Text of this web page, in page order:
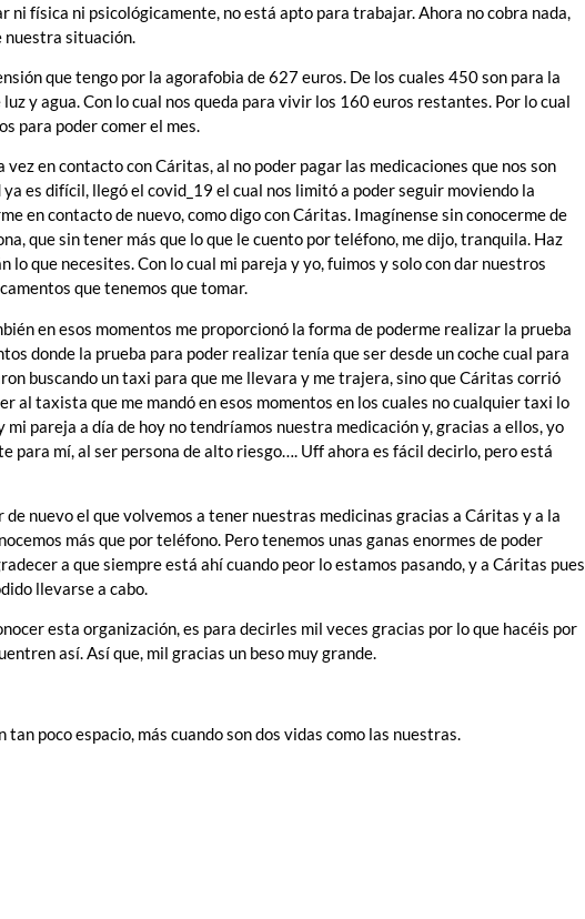
ni física ni psicológicamente, no está apto para trabajar. Ahora no cobra nada,
nuestra situación.
que tengo por la agorafobia de 627 euros. De los cuales 450 son para la
y agua. Con lo cual nos queda para vivir los 160 euros restantes. Por lo cual
para poder comer el mes.
en contacto con Cáritas, al no poder pagar las medicaciones que nos son
es difícil, llegó el covid_19 el cual nos limitó a poder seguir moviendo la
en contacto de nuevo, como digo con Cáritas. Imagínense sin conocerme de
que sin tener más que lo que le cuento por teléfono, me dijo, tranquila. Haz
que necesites. Con lo cual mi pareja y yo, fuimos y solo con dar nuestros
que tenemos que tomar.
en esos momentos me proporcionó la forma de poderme realizar la prueba
donde la prueba para poder realizar tenía que ser desde un coche cual para
buscando un taxi para que me llevara y me trajera, sino que Cáritas corrió
al taxista que me mandó en esos momentos en los cuales no cualquier taxi lo
pareja a día de hoy no tendríamos nuestra medicación y, gracias a ellos, yo
para mí, al ser persona de alto riesgo…. Uff ahora es fácil decirlo, pero está
nuevo el que volvemos a tener nuestras medicinas gracias a Cáritas y a la
más que por teléfono. Pero tenemos unas ganas enormes de poder
a que siempre está ahí cuando peor lo estamos pasando, y a Cáritas pues
llevarse a cabo.
esta organización, es para decirles mil veces gracias por lo que hacéis por
así. Así que, mil gracias un beso muy grande.
poco espacio, más cuando son dos vidas como las nuestras.